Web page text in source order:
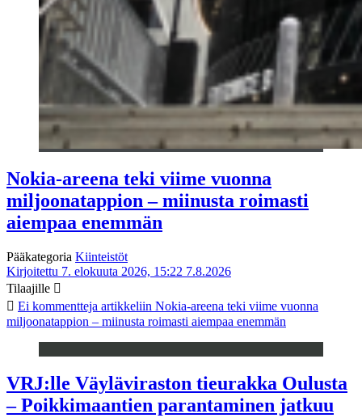
Nokia-areena teki viime vuonna
miljoonatappion – miinusta roimasti
aiempaa enemmän
Pääkategoria Kiinteistöt
Kirjoitettu 7. elokuuta 2026, 15:22 7.8.2026
Tilaajille
Ei kommentteja artikkeliin Nokia-areena teki viime vuonna
miljoonatappion – miinusta roimasti aiempaa enemmän
VRJ:lle Väyläviraston tieurakka Oulusta
– Poikkimaantien parantaminen jatkuu